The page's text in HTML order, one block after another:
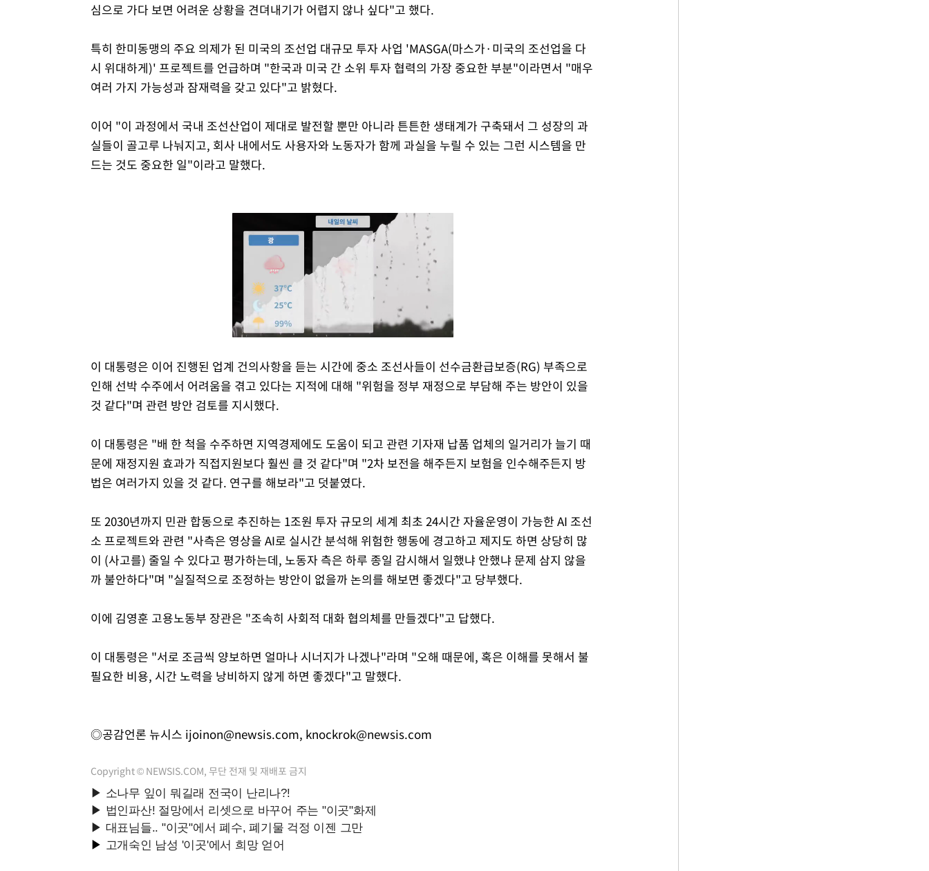
심으로 가다 보면 어려운 상황을 견뎌내기가 어렵지 않나 싶다"고 했다.
특히 한미동맹의 주요 의제가 된 미국의 조선업 대규모 투자 사업 'MASGA(마스가·미국의 조선업을 다
시 위대하게)' 프로젝트를 언급하며 "한국과 미국 간 소위 투자 협력의 가장 중요한 부분"이라면서 "매우
여러 가지 가능성과 잠재력을 갖고 있다"고 밝혔다.
이어 "이 과정에서 국내 조선산업이 제대로 발전할 뿐만 아니라 튼튼한 생태계가 구축돼서 그 성장의 과
실들이 골고루 나눠지고, 회사 내에서도 사용자와 노동자가 함께 과실을 누릴 수 있는 그런 시스템을 만
드는 것도 중요한 일"이라고 말했다.
Mute
이 대통령은 이어 진행된 업계 건의사항을 듣는 시간에 중소 조선사들이 선수금환급보증(RG) 부족으로
인해 선박 수주에서 어려움을 겪고 있다는 지적에 대해 "위험을 정부 재정으로 부담해 주는 방안이 있을
것 같다"며 관련 방안 검토를 지시했다.
이 대통령은 "배 한 척을 수주하면 지역경제에도 도움이 되고 관련 기자재 납품 업체의 일거리가 늘기 때
문에 재정지원 효과가 직접지원보다 훨씬 클 것 같다"며 "2차 보전을 해주든지 보험을 인수해주든지 방
법은 여러가지 있을 것 같다. 연구를 해보라"고 덧붙였다.
또 2030년까지 민관 합동으로 추진하는 1조원 투자 규모의 세계 최초 24시간 자율운영이 가능한 AI 조선
소 프로젝트와 관련 "사측은 영상을 AI로 실시간 분석해 위험한 행동에 경고하고 제지도 하면 상당히 많
이 (사고를) 줄일 수 있다고 평가하는데, 노동자 측은 하루 종일 감시해서 일했냐 안했냐 문제 삼지 않을
까 불안하다"며 "실질적으로 조정하는 방안이 없을까 논의를 해보면 좋겠다"고 당부했다.
이에 김영훈 고용노동부 장관은 "조속히 사회적 대화 협의체를 만들겠다"고 답했다.
이 대통령은 "서로 조금씩 양보하면 얼마나 시너지가 나겠나"라며 "오해 때문에, 혹은 이해를 못해서 불
필요한 비용, 시간 노력을 낭비하지 않게 하면 좋겠다"고 말했다.
◎공감언론 뉴시스 ijoinon@newsis.com, knockrok@newsis.com
Copyright © NEWSIS.COM, 무단 전재 및 재배포 금지